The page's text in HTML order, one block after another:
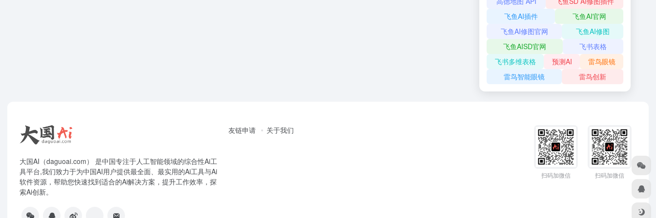
飞鱼AI插件
飞鱼AI官网
飞鱼AI修图官网
飞鱼AI修图
飞鱼AISD官网
飞书表格
飞书多维表格
预测AI
雷鸟眼镜
雷鸟智能眼镜
雷鸟创新
大国AI（daguoai.com） 是中国专注于人工智能领域的综合性Ai工
具平台,我们致力于为中国AI用户提供最全面、最实用的Ai工具与Ai
软件资源，帮助您快速找到适合的Ai解决方案，提升工作效率，探
索Ai创新。
友链申请 关于我们
扫码加微信 扫码加微信